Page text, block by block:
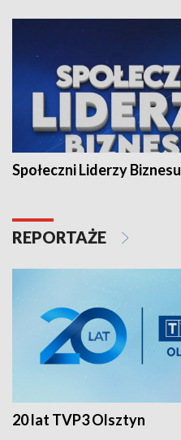
Społeczni Liderzy Biznesu
REPORTAŻE
20 lat TVP3 Olsztyn